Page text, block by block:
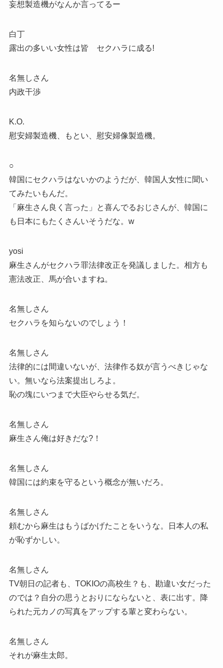
妄想製造機がなんか言ってるー
白丁
露出の多いい女性は皆 セクハラに成る!
名無しさん
内政干渉
K.O.
慰安婦製造機、もとい、慰安婦像製造機。
○
韓国にセクハラはないかのようだが、韓国人女性に聞い
てみたいもんだ。
「麻生さん良く言った」と喜んでるおじさんが、韓国に
も日本にもたくさんいそうだな。w
yosi
麻生さんがセクハラ罪法律改正を発議しました。相方も
憲法改正、馬が合いますね。
名無しさん
セクハラを知らないのでしょう！
名無しさん
法律的には間違いないが、法律作る奴が言うべきじゃな
い。無いなら法案提出しろよ。
恥の塊にいつまで大臣やらせる気だ。
名無しさん
麻生さん俺は好きだな?！
名無しさん
韓国には約束を守るという概念が無いだろ。
名無しさん
頼むから麻生はもうばかげたことをいうな。日本人の私
が恥ずかしい。
名無しさん
TV朝日の記者も、TOKIOの高校生？も、勘違い女だった
のでは？自分の思うとおりにならないと、表に出す。降
られた元カノの写真をアップする輩と変わらない。
名無しさん
それが麻生太郎。